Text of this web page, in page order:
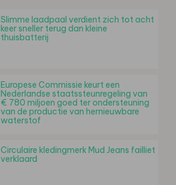
Slimme laadpaal verdient zich tot acht
keer sneller terug dan kleine
thuisbatterij
Europese Commissie keurt een
Nederlandse staatssteunregeling van
€ 780 miljoen goed ter ondersteuning
van de productie van hernieuwbare
waterstof
Circulaire kledingmerk Mud Jeans failliet
verklaard